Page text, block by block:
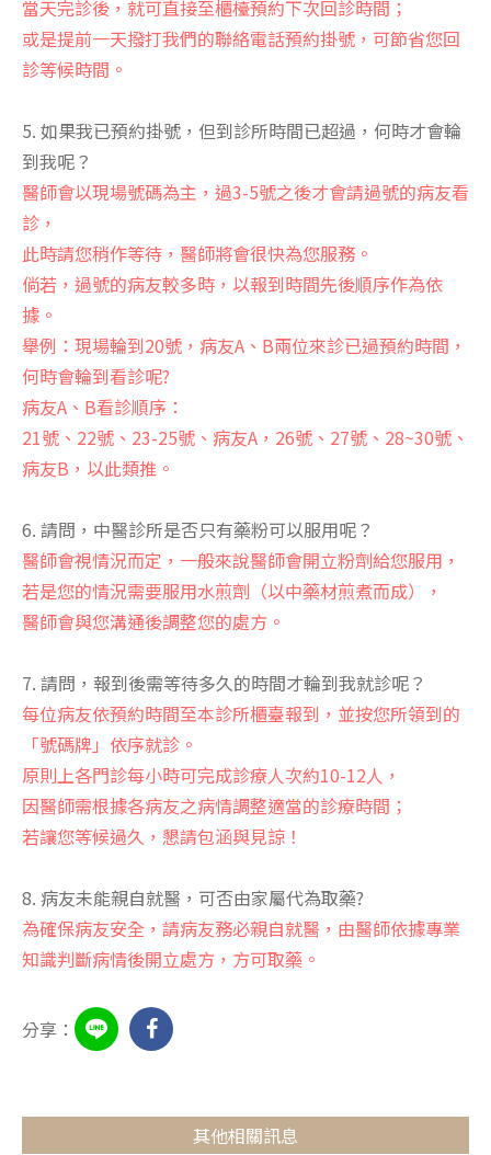
當天完診後，就可直接至櫃檯預約下次回診時間；
或是提前一天撥打我們的聯絡電話預約掛號，可節省您回
診等候時間。
5. 如果我已預約掛號，但到診所時間已超過，何時才會輪
到我呢？
醫師會以現場號碼為主，過3-5號之後才會請過號的病友看
診，
此時請您稍作等待，醫師將會很快為您服務。
倘若，過號的病友較多時，以報到時間先後順序作為依
據。
舉例：現場輪到20號，病友A、B兩位來診已過預約時間，
何時會輪到看診呢?
病友A、B看診順序：
21號、22號、23-25號、病友A，26號、27號、28~30號、
病友B，以此類推。
6. 請問，中醫診所是否只有藥粉可以服用呢？
醫師會視情況而定，一般來說醫師會開立粉劑給您服用，
若是您的情況需要服用水煎劑（以中藥材煎煮而成），
醫師會與您溝通後調整您的處方。
7. 請問，報到後需等待多久的時間才輪到我就診呢？
每位病友依預約時間至本診所櫃臺報到，並按您所領到的
「號碼牌」依序就診。
原則上各門診每小時可完成診療人次約10-12人，
因醫師需根據各病友之病情調整適當的診療時間；
若讓您等候過久，懇請包涵與見諒！
8. 病友未能親自就醫，可否由家屬代為取藥?
為確保病友安全，請病友務必親自就醫，由醫師依據專業
知識判斷病情後開立處方，方可取藥。
分享：
其他相關訊息